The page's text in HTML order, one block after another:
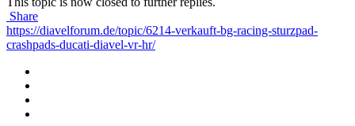
Share
https://diavelforum.de/topic/6214-verkauft-bg-racing-sturzpad-
crashpads-ducati-diavel-vr-hr/